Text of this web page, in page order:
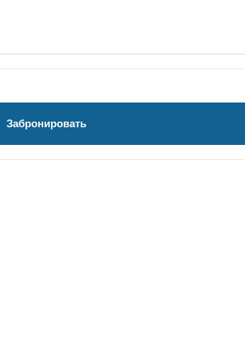
Забронировать